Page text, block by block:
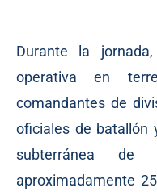
Durante la
operativa en
comandantes de
oficiales de batallón
subterránea de
aproximadamente